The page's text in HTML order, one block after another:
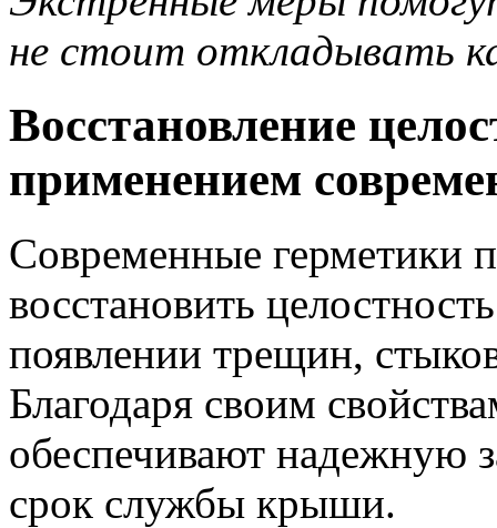
не стоит откладывать
Восстановление
применением
Современные герметики
восстановить
появлении трещин,
Благодаря своим
обеспечивают надежную
срок службы крыши.